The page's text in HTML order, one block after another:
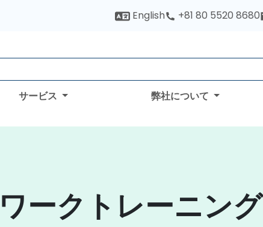
English +81 80 5520 8680
サービス 弊社について
ークトレーニング